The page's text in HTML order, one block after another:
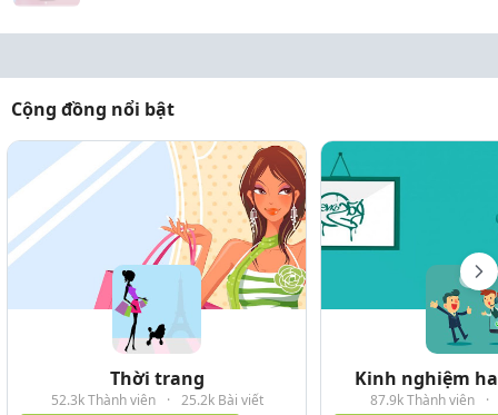
Cộng đồng nổi bật
Thời trang
52.3k Thành viên · 25.2k Bài viết
Kinh nghiệm
87.9k Thành viên ·